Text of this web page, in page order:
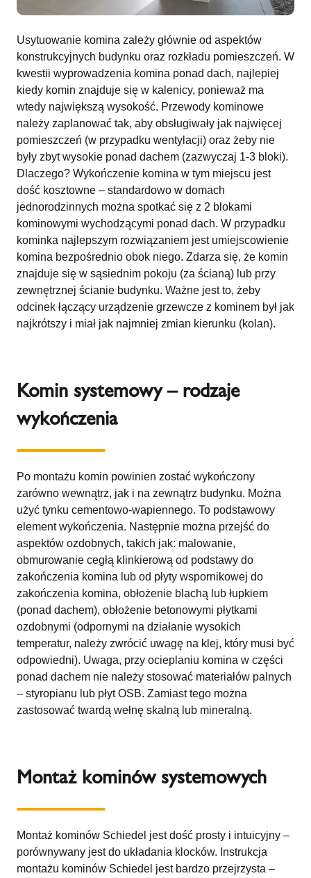
Usytuowanie komina zależy głównie od aspektów
konstrukcyjnych budynku oraz rozkładu pomieszczeń. W
kwestii wyprowadzenia komina ponad dach, najlepiej
kiedy komin znajduje się w kalenicy, ponieważ ma
wtedy największą wysokość. Przewody kominowe
należy zaplanować tak, aby obsługiwały jak najwięcej
pomieszczeń (w przypadku wentylacji) oraz żeby nie
były zbyt wysokie ponad dachem (zazwyczaj 1-3 bloki).
Dlaczego? Wykończenie komina w tym miejscu jest
dość kosztowne – standardowo w domach
jednorodzinnych można spotkać się z 2 blokami
kominowymi wychodzącymi ponad dach. W przypadku
kominka najlepszym rozwiązaniem jest umiejscowienie
komina bezpośrednio obok niego. Zdarza się, że komin
znajduje się w sąsiednim pokoju (za ścianą) lub przy
zewnętrznej ścianie budynku. Ważne jest to, żeby
odcinek łączący urządzenie grzewcze z kominem był jak
najkrótszy i miał jak najmniej zmian kierunku (kolan).
Komin systemowy – rodzaje
wykończenia
Po montażu komin powinien zostać wykończony
zarówno wewnątrz, jak i na zewnątrz budynku. Można
użyć tynku cementowo-wapiennego. To podstawowy
element wykończenia. Następnie można przejść do
aspektów ozdobnych, takich jak: malowanie,
obmurowanie cegłą klinkierową od podstawy do
zakończenia komina lub od płyty wspornikowej do
zakończenia komina, obłożenie blachą lub łupkiem
(ponad dachem), obłożenie betonowymi płytkami
ozdobnymi (odpornymi na działanie wysokich
temperatur, należy zwrócić uwagę na klej, który musi być
odpowiedni). Uwaga, przy ocieplaniu komina w części
ponad dachem nie należy stosować materiałów palnych
– styropianu lub płyt OSB. Zamiast tego można
zastosować twardą wełnę skalną lub mineralną.
Montaż kominów systemowych
Montaż kominów Schiedel jest dość prosty i intuicyjny –
porównywany jest do układania klocków. Instrukcja
montażu kominów Schiedel jest bardzo przejrzysta –